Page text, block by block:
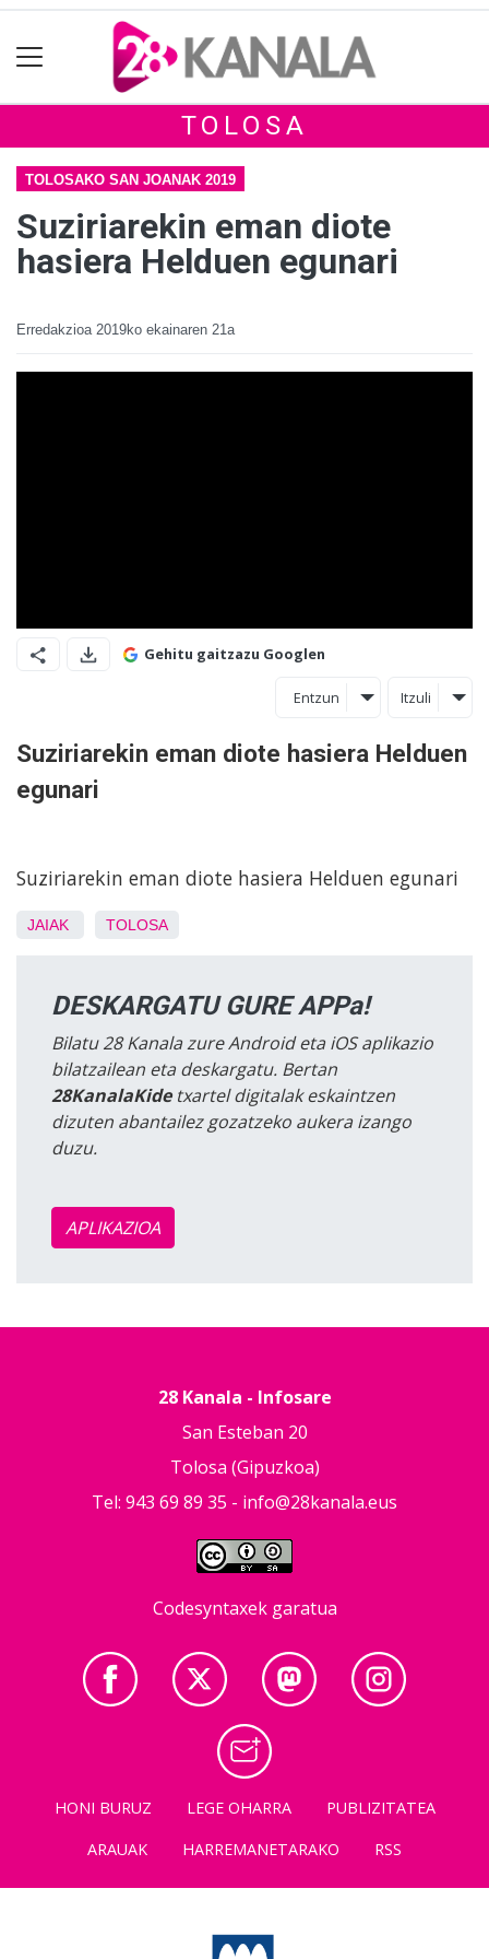
TOLOSA
TOLOSAKO SAN JOANAK 2019
Suziriarekin eman diote
hasiera Helduen egunari
Erredakzioa 2019ko ekainaren 21a
Gehitu gaitzazu Googlen
Entzun Itzuli
Suziriarekin eman diote hasiera Helduen
egunari
Suziriarekin eman diote hasiera Helduen egunari
JAIAK TOLOSA
DESKARGATU GURE APPa!
Bilatu 28 Kanala zure Android eta iOS aplikazio
bilatzailean eta deskargatu. Bertan
28KanalaKidetxartel digitalak eskaintzen
dizuten abantailez gozatzeko aukera izango
duzu.
APLIKAZIOA
28 Kanala - Infosare
San Esteban 20
Tolosa (Gipuzkoa)
Tel: 943 69 89 35 - info@28kanala.eus
Codesyntaxek garatua
HONI BURUZ LEGE OHARRA
PUBLIZITATEA
ARAUAK
HARREMANETARAKO RSS